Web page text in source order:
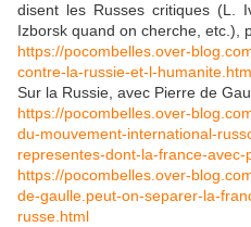
disent les Russes critiques (L.
Izborsk quand on cherche, etc.),
https://pocombelles.over-
contre-la-russie-et-l-
Sur la Russie, avec Pierre de
https://pocombelles.over-
du-mouvement-international-
representes-dont-la-france-
https://pocombelles.over-
de-gaulle.peut-on-separer-la-
russe.html